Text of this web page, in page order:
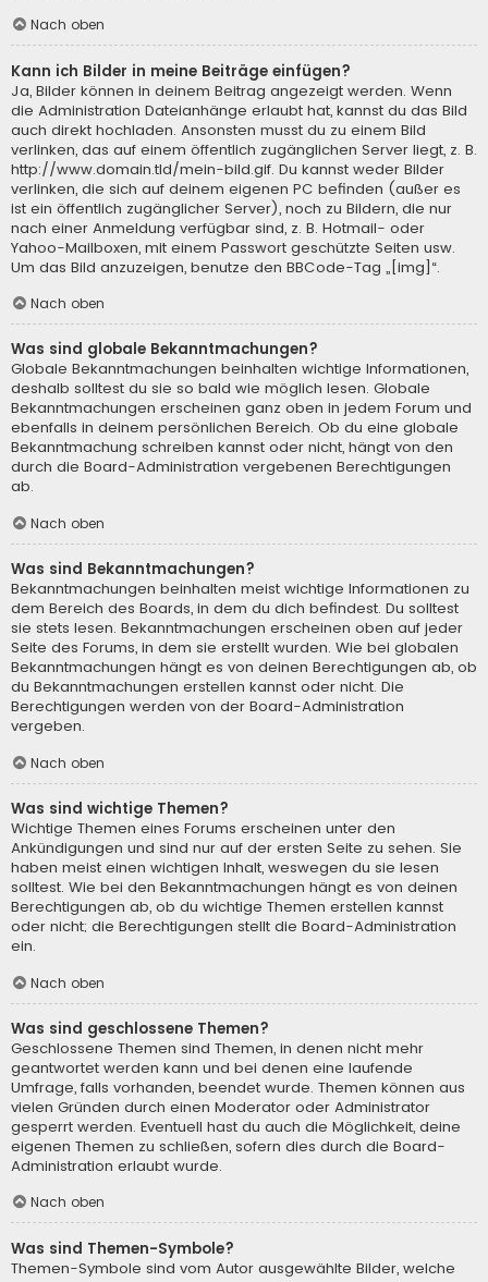
Nach oben
Kann ich Bilder in meine Beiträge einfügen?
Ja, Bilder können in deinem Beitrag angezeigt werden. Wenn
die Administration Dateianhänge erlaubt hat, kannst du das Bild
auch direkt hochladen. Ansonsten musst du zu einem Bild
verlinken, das auf einem öffentlich zugänglichen Server liegt, z. B.
http://www.domain.tld/mein-bild.gif. Du kannst weder Bilder
verlinken, die sich auf deinem eigenen PC befinden (außer es
ist ein öffentlich zugänglicher Server), noch zu Bildern, die nur
nach einer Anmeldung verfügbar sind, z. B. Hotmail- oder
Yahoo-Mailboxen, mit einem Passwort geschützte Seiten usw.
Um das Bild anzuzeigen, benutze den BBCode-Tag „[img]“.
Nach oben
Was sind globale Bekanntmachungen?
Globale Bekanntmachungen beinhalten wichtige Informationen,
deshalb solltest du sie so bald wie möglich lesen. Globale
Bekanntmachungen erscheinen ganz oben in jedem Forum und
ebenfalls in deinem persönlichen Bereich. Ob du eine globale
Bekanntmachung schreiben kannst oder nicht, hängt von den
durch die Board-Administration vergebenen Berechtigungen
ab.
Nach oben
Was sind Bekanntmachungen?
Bekanntmachungen beinhalten meist wichtige Informationen zu
dem Bereich des Boards, in dem du dich befindest. Du solltest
sie stets lesen. Bekanntmachungen erscheinen oben auf jeder
Seite des Forums, in dem sie erstellt wurden. Wie bei globalen
Bekanntmachungen hängt es von deinen Berechtigungen ab, ob
du Bekanntmachungen erstellen kannst oder nicht. Die
Berechtigungen werden von der Board-Administration
vergeben.
Nach oben
Was sind wichtige Themen?
Wichtige Themen eines Forums erscheinen unter den
Ankündigungen und sind nur auf der ersten Seite zu sehen. Sie
haben meist einen wichtigen Inhalt, weswegen du sie lesen
solltest. Wie bei den Bekanntmachungen hängt es von deinen
Berechtigungen ab, ob du wichtige Themen erstellen kannst
oder nicht; die Berechtigungen stellt die Board-Administration
ein.
Nach oben
Was sind geschlossene Themen?
Geschlossene Themen sind Themen, in denen nicht mehr
geantwortet werden kann und bei denen eine laufende
Umfrage, falls vorhanden, beendet wurde. Themen können aus
vielen Gründen durch einen Moderator oder Administrator
gesperrt werden. Eventuell hast du auch die Möglichkeit, deine
eigenen Themen zu schließen, sofern dies durch die Board-
Administration erlaubt wurde.
Nach oben
Was sind Themen-Symbole?
Themen-Symbole sind vom Autor ausgewählte Bilder, welche